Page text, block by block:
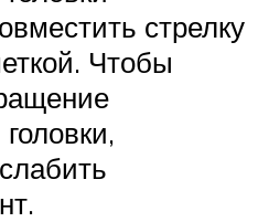
стрелку
Чтобы